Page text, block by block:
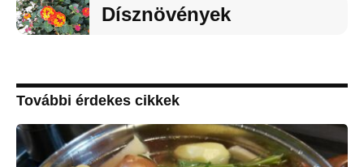
Dísznövények
További érdekes cikkek